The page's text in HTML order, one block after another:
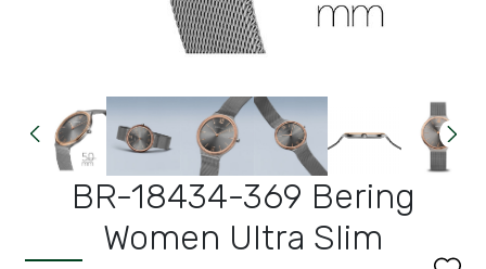
BR-18434-369 Bering
Women Ultra Slim